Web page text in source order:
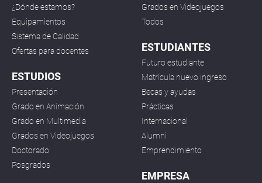
¿Dónde estamos?
Equipamientos
Sistema de Calidad
Ofertas para docentes
ESTUDIOS
Presentación
Grado en Animación
Grado en Multimedia
Grados en Videojuegos
Doctorado
Posgrados
Grados en Videojuegos
Todos
ESTUDIANTES
Futuro estudiante
Matrícula nuevo ingreso
Becas y ayudas
Prácticas
Internacional
Alumni
Emprendimiento
EMPRESA